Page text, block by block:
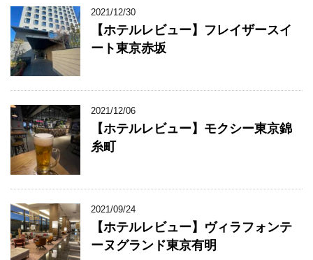
2021/12/30
【ホテルレビュー】フレイザースイ
ート東京赤坂
2021/12/06
【ホテルレビュー】モクシー東京錦
糸町
2021/09/24
【ホテルレビュー】ヴィラフォンテ
ーヌグランド東京有明